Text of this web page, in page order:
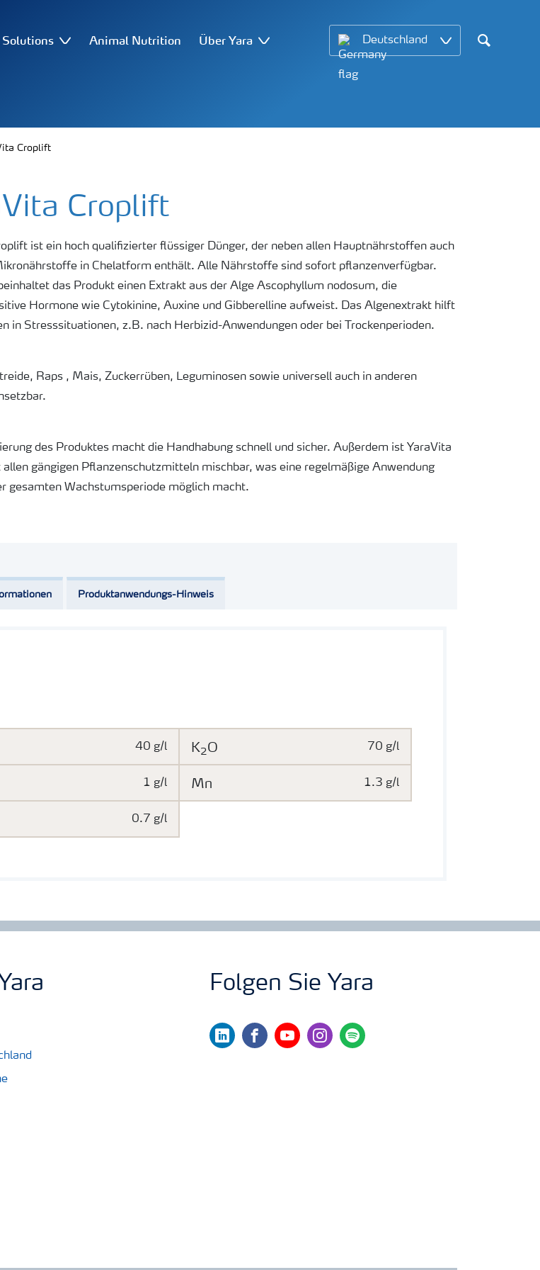
Animal Nutrition Über Yara Deutschland
Search
Croplift
Croplift
ist ein hoch qualifizierter flüssiger Dünger, der neben allen Hauptnährstoffen auch
in Chelatform enthält. Alle Nährstoffe sind sofort pflanzenverfügbar.
das Produkt einen Extrakt aus der Alge Ascophyllum nodosum, die
Hormone wie Cytokinine, Auxine und Gibberelline aufweist. Das Algenextrakt hilft
in Stresssituationen, z.B. nach Herbizid-Anwendungen oder bei Trockenperioden.
Raps , Mais, Zuckerrüben, Leguminosen sowie universell auch in anderen
des Produktes macht die Handhabung schnell und sicher. Außerdem ist YaraVita
gängigen Pflanzenschutzmitteln mischbar, was eine regelmäßige Anwendung
gesamten Wachstumsperiode möglich macht.
Produktanwendungs-Hinweis
40 g/l K2 O 70 g/l
1 g/l Mn 1.3 g/l
0.7 g/l
Folgen Sie Yara
linkedinfacebookyoutubeinstagram
spotify